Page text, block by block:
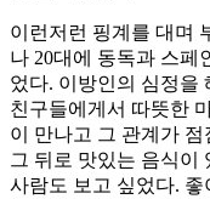
이런저런 핑계를 대며
나 20대에 동독과 스페
었다. 이방인의 심정을
친구들에게서 따뜻한
이 만나고 그 관계가
그 뒤로 맛있는 음식이
사람도 보고 싶었다.